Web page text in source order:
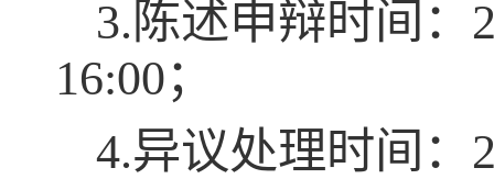
3. 陈述申辩时间：
16:00；
4.异议处理时间：